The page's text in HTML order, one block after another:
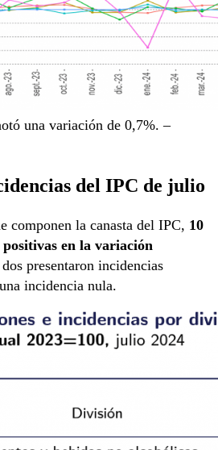
una variación de 0,7%. –
del IPC de julio
componen la canasta del IPC, 10
en la variación
presentaron incidencias
incidencia nula.